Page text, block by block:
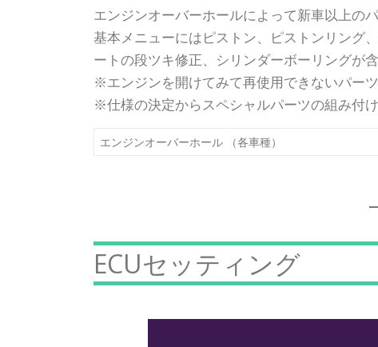
エンジンオーバーホールによって新車以上の
基本メニューにはピストン、ピストンリング
ートの段ツキ修正、シリンダーボーリングが含
※エンジンを開けてみて再使用できないパー
※仕様の決定からスペシャルパーツの組み付
エンジンオーバーホール （各車種）
ECUセッティング